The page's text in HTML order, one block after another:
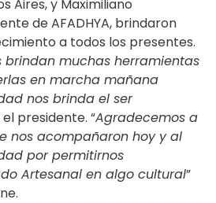
Aires, y Maximiliano
de AFADHYA, brindaron
a todos los presentes.
brindan muchas herramientas
en marcha mañana
nos brinda el ser
presidente. “Agradecemos a
nos acompañaron hoy y al
por permitirnos
Artesanal en algo cultural”